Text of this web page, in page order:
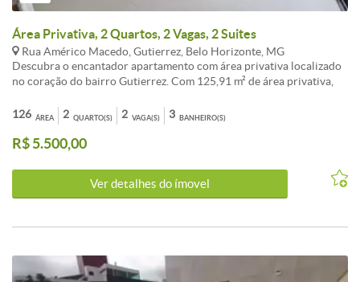
Área Privativa, 2 Quartos, 2 Vagas, 2 Suites
Rua Américo Macedo, Gutierrez, Belo Horizonte, MG
Descubra o encantador apartamento com área privativa localizado
no coração do bairro Gutierrez. Com 125,91 m² de área privativa,
apartamento conta com 2 suítes, 2 banheiros e um lavabo, perfeito
para acomodar sua família. O prédio possui uma infraestrutura
moderna com pré disposição para ar condicionado nos quartos e
pilotis. Além disso, a localização privilegiada oferece fácil acesso a
uma variedade de serviços e comodidades na região. Entre em
ÁREA
126 QUARTO(S)
2 VAGA(S)
2 BANHEIRO(S)
3
R$ 5.500,00
Ver detalhes do ímovel